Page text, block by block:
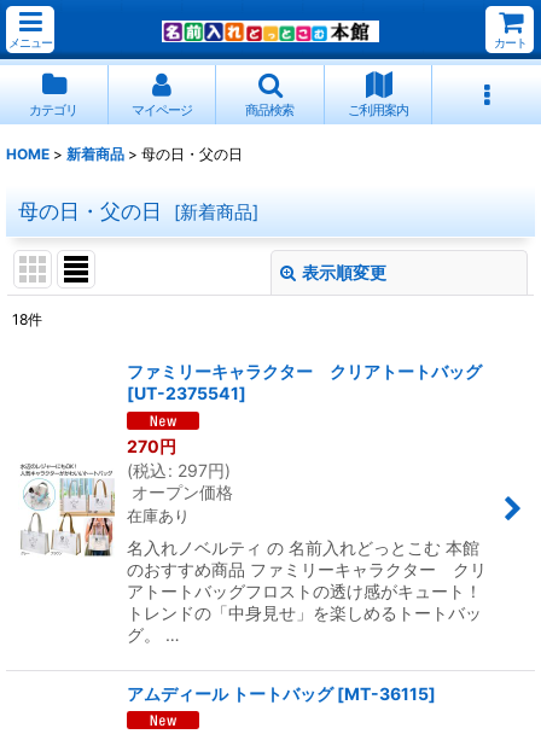
メニュー カート
カテゴリ マイページ 商品検索 ご利用案内
HOME > 新着商品 > 母の日・父の日
母の日・父の日 [新着商品]
表示順変更
18件
ファミリーキャラクター クリアトートバッグ
[UT-2375541]
270円
(税込: 297円)
オープン価格
在庫あり
名入れノベルティ の 名前入れどっとこむ 本館
のおすすめ商品 ファミリーキャラクター クリ
アトートバッグフロストの透け感がキュート！
トレンドの「中身見せ」を楽しめるトートバッ
グ。 …
アムディール トートバッグ [MT-36115]